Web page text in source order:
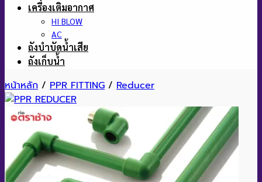
เครื่องเติมอากาศ
HI BLOW
AC
ถังบำบัดน้ำเสีย
ถังเก็บน้ำ
หน้าหลัก / PPR FITTING / Reducer